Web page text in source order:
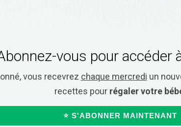
vous pour accéder
vous recevrez chaque mercredi un
recettes pour régaler votre
⭐ S'ABONNER MAINTENANT